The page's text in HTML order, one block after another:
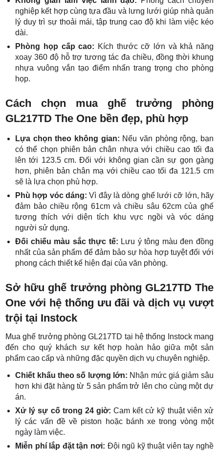
nghiệp kết hợp cùng tựa đầu và lưng lưới giúp nhà quản
lý duy trì sự thoải mái, tập trung cao độ khi làm việc kéo
dài.
Phòng họp cấp cao: Kích thước cỡ lớn và khả năng
xoay 360 độ hỗ trợ tương tác đa chiều, đồng thời khung
nhựa vuông vắn tạo điểm nhấn trang trọng cho phòng
họp.
Cách chọn mua ghế trưởng phòng
GL217TD The One bền đẹp, phù hợp
Lựa chọn theo không gian: Nếu văn phòng rộng, bạn
có thể chọn phiên bản chân nhựa với chiều cao tối đa
lên tới 123.5 cm. Đối với không gian cần sự gọn gàng
hơn, phiên bản chân mạ với chiều cao tối đa 121.5 cm
sẽ là lựa chọn phù hợp.
Phù hợp vóc dáng: Vì đây là dòng ghế lưới cỡ lớn, hãy
đảm bảo chiều rộng 61cm và chiều sâu 62cm của ghế
tương thích với diện tích khu vực ngồi và vóc dáng
người sử dụng.
Đối chiếu màu sắc thực tế: Lưu ý tông màu đen đồng
nhất của sản phẩm để đảm bảo sự hòa hợp tuyệt đối với
phong cách thiết kế hiện đại của văn phòng.
Sở hữu ghế trưởng phòng GL217TD The
One với hệ thống ưu đãi và dịch vụ vượt
trội tại Instock
Mua ghế trưởng phòng GL217TD tại hệ thống Instock mang
đến cho quý khách sự kết hợp hoàn hảo giữa một sản
phẩm cao cấp và những đặc quyền dịch vụ chuyên nghiệp.
Chiết khấu theo số lượng lớn: Nhận mức giá giảm sâu
hơn khi đặt hàng từ 5 sản phẩm trở lên cho cùng một dự
án.
Xử lý sự cố trong 24 giờ:Cam kết cử kỹ thuật viên xử
lý các vấn đề về piston hoặc bánh xe trong vòng một
ngày làm việc.
Miễn phí lắp đặt tận nơi: Đội ngũ kỹ thuật viên tay nghề